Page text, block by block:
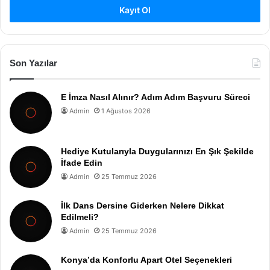
Kayıt Ol
Son Yazılar
E İmza Nasıl Alınır? Adım Adım Başvuru Süreci
Admin 1 Ağustos 2026
Hediye Kutularıyla Duygularınızı En Şık Şekilde
İfade Edin
Admin 25 Temmuz 2026
İlk Dans Dersine Giderken Nelere Dikkat
Edilmeli?
Admin 25 Temmuz 2026
Konya’da Konforlu Apart Otel Seçenekleri